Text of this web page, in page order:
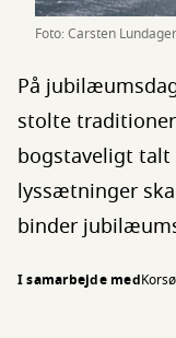
Foto: Carsten Lundager
På
stolte
bogstaveligt talt
lyssætninger
binder
I samarbejde med